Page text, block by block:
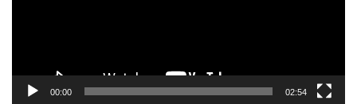
00:00 02:54